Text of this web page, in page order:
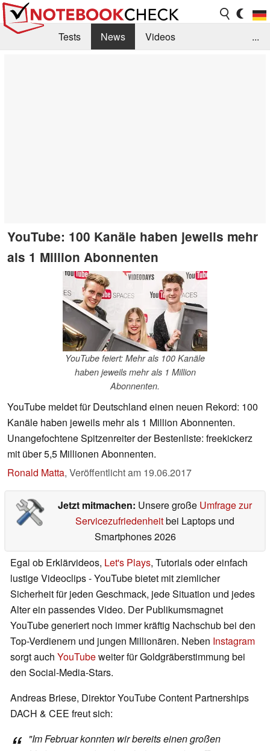
Tests News
Videos
...
YouTube: 100 Kanäle haben jeweils mehr
als 1 Million Abonnenten
YouTube feiert: Mehr als 100 Kanäle
haben jeweils mehr als 1 Million
Abonnenten.
YouTube meldet für Deutschland einen neuen Rekord: 100
Kanäle haben jeweils mehr als 1 Million Abonnenten.
Unangefochtene Spitzenreiter der Bestenliste: freekickerz
mit über 5,5 Millionen Abonnenten.
Ronald Matta, Veröffentlicht am 19.06.2017
Jetzt mitmachen: Unsere große Umfrage zur
Servicezufriedenheitbei Laptops und
Smartphones 2026
Egal ob Erklärvideos, Let's Plays, Tutorials oder einfach
lustige Videoclips - YouTube bietet mit ziemlicher
Sicherheit für jeden Geschmack, jede Situation und jedes
Alter ein passendes Video. Der Publikumsmagnet
YouTube generiert noch immer kräftig Nachschub bei den
Top-Verdienern und jungen Millionären. Neben Instagram
sorgt auch YouTubeweiter für Goldgräberstimmung bei
den Social-Media-Stars.
Andreas Briese, Direktor YouTube Content Partnerships
DACH & CEE freut sich:
"Im Februar konnten wir bereits einen großen